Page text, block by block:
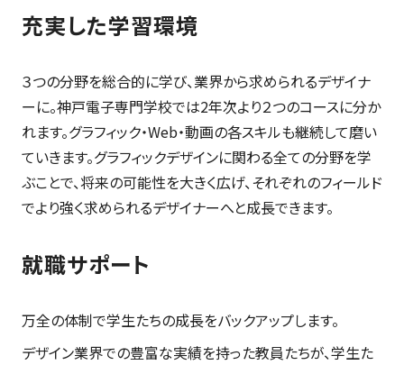
充実した学習環境
３つの分野を総合的に学び、業界から求められるデザイナ
ーに。神戸電子専門学校では2年次より２つのコースに分か
れます。グラフィック・Web・動画の各スキルも継続して磨い
ていきます。グラフィックデザインに関わる全ての分野を学
ぶことで、将来の可能性を大きく広げ、それぞれのフィールド
でより強く求められるデザイナーへと成長できます。
就職サポート
万全の体制で学生たちの成長をバックアップします。
デザイン業界での豊富な実績を持った教員たちが、学生た